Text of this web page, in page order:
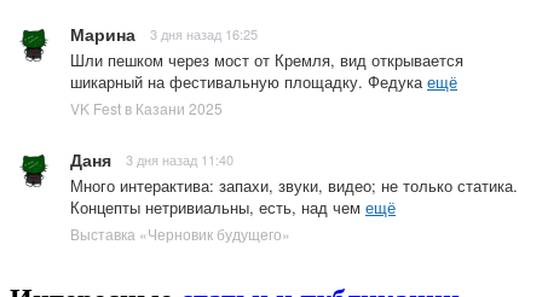
Марина 3 дня назад 16:25
Шли пешком через мост от Кремля, вид открывается
шикарный на фестивальную площадку. Федукаещё
VK Fest в Казани 2025
Даня 3 дня назад 11:40
Много интерактива: запахи, звуки, видео; не только статика.
Концепты нетривиальны, есть, над чем ещё
Выставка «Черновик будущего»